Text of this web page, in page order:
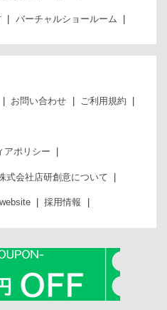
バーチャルショールーム
お問い合わせ ご利用規約
アポリシー
式会社店研創意について
採用情報